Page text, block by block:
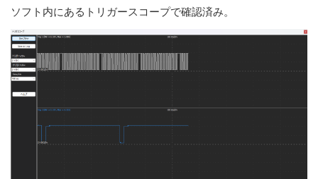
ソフト内にあるトリガースコープで確認済み。